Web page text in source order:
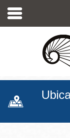
contenido